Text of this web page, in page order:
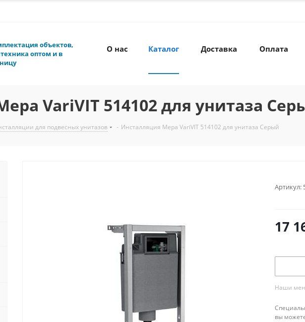
объектов,
оптом и в
О нас Каталог Доставка Оплата
VariVIT 514102 для унитаза
для подвесных унитазов - Инсталляция Mepa VariVIT 514102 для унитаза Серый
Артикул:
17
Наши
вы